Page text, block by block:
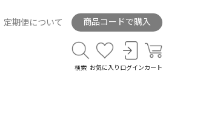
定期便について 商品コードで購入
検索 お気に入り ログイン カート